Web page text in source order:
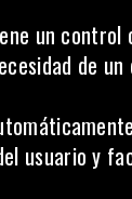
un control
de
usuario y